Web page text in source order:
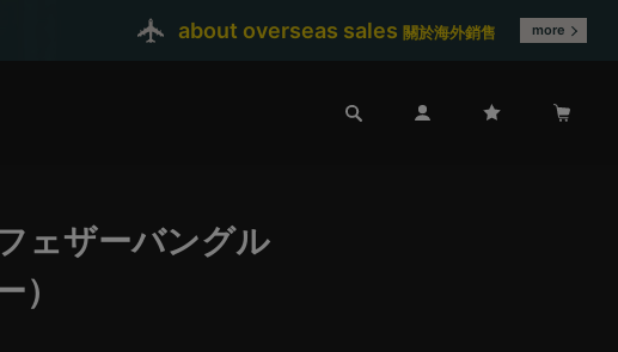
about overseas sales 關於海外銷售 more
ェザーバングル
）